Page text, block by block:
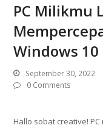
PC Milikmu
Windows 10
September 30, 2022
0 Comments
Hallo sobat creative!